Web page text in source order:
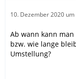
10. Dezember 2020 um
Ab wann kann
bzw. wie lange
Umstellung?